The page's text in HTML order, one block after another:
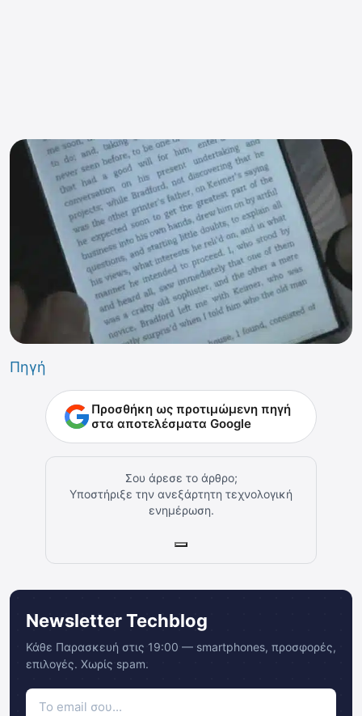
Πηγή
Προσθήκη ως προτιμώμενη πηγή
στα αποτελέσματα Google
Σου άρεσε το άρθρο;
Υποστήριξε την ανεξάρτητη τεχνολογική
ενημέρωση.
Newsletter Techblog
Κάθε Παρασκευή στις 19:00 — smartphones, προσφορές,
επιλογές. Χωρίς spam.